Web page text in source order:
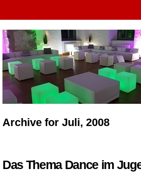
Archive for Juli, 2008
Das Thema Dance im